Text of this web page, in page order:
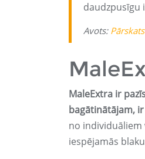
daudzpusīgu
Avots:
MaleExtra ir
bagātinātājam,
no individuāliem
iespējamās